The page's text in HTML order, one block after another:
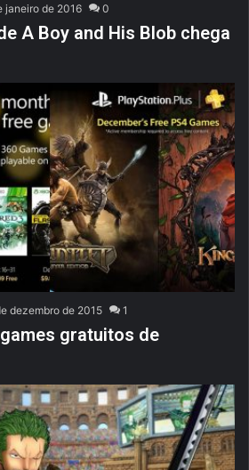
janeiro de 2016 0
A Boy and His Blob chega
dezembro de 2015 1
gratuitos de